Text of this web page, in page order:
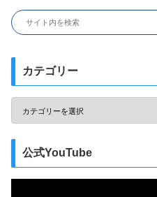
カテゴリー
公式YouTube